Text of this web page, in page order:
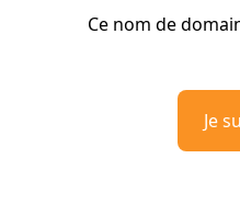
Ce nom de
Je